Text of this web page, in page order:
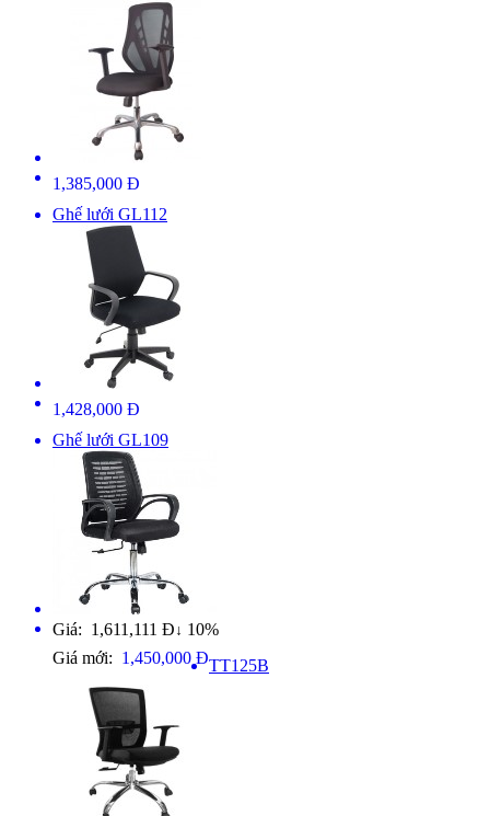
1,385,000 Đ
Ghế lưới GL112
1,428,000 Đ
Ghế lưới GL109
Giá: 1,611,111 Đ ↓ 10%
Giá mới: 1,450,000 ĐTT125B